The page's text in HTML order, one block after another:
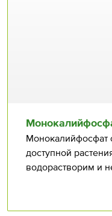
Монокалийфосфат
доступной
водорастворим и